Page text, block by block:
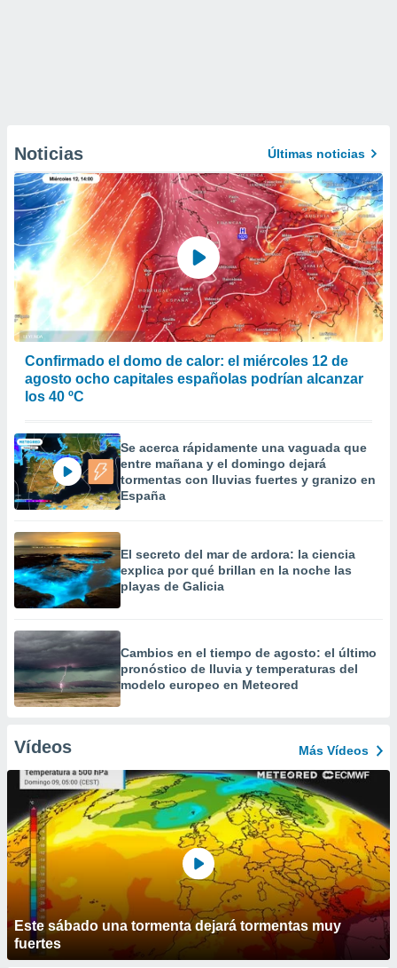
Noticias Últimas noticias
Confirmado el domo de calor: el miércoles 12 de
agosto ocho capitales españolas podrían alcanzar
los 40 ºC
Se acerca rápidamente una vaguada que
entre mañana y el domingo dejará
tormentas con lluvias fuertes y granizo en
España
El secreto del mar de ardora: la ciencia
explica por qué brillan en la noche las
playas de Galicia
Cambios en el tiempo de agosto: el último
pronóstico de lluvia y temperaturas del
modelo europeo en Meteored
Vídeos Más Vídeos
Este sábado una tormenta dejará tormentas muy
fuertes